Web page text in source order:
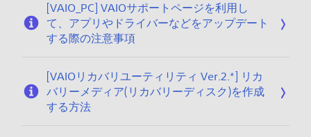
[VAIO_PC] VAIOサポートページを利用し
て、アプリやドライバーなどをアップデート
する際の注意事項
[VAIOリカバリユーティリティ Ver.2.*] リカ
バリーメディア(リカバリーディスク)を作成
する方法